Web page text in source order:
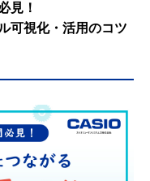
見！
可視化・活用のコツ